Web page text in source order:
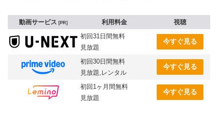
動画サービス PR 利用料金
視聴
初回31日間無料
見放題
今すぐ見る
初回30日間無料
見放題,レンタル
今すぐ見る
初回1ヶ月間無料
見放題
今すぐ見る